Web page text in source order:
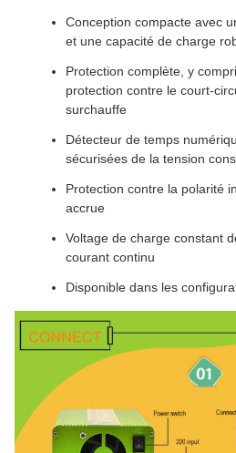
Conception compacte avec
et une capacité de charge
Protection complète, y
protection contre le court-
surchauffe
Détecteur de temps
sécurisées de la tension
Protection contre la polarité
accrue
Voltage de charge constant
courant continu
Disponible dans les